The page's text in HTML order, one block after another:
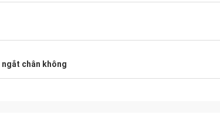
ngắt chân không